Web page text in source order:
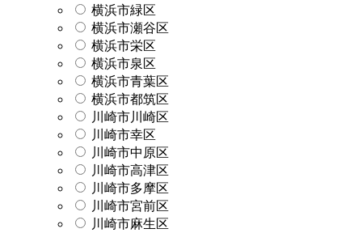
横浜市緑区
横浜市瀬谷区
横浜市栄区
横浜市泉区
横浜市青葉区
横浜市都筑区
川崎市川崎区
川崎市幸区
川崎市中原区
川崎市高津区
川崎市多摩区
川崎市宮前区
川崎市麻生区